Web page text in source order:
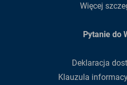
Więcej
Pytanie do
Deklaracja
Klauzula